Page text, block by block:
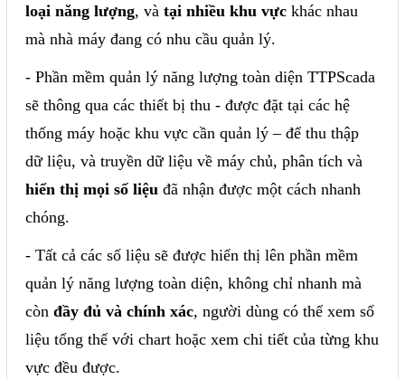
loại năng lượng, và tại nhiều khu vực khác nhau
mà nhà máy đang có nhu cầu quản lý.
- Phần mềm quản lý năng lượng toàn diện TTPScada
sẽ thông qua các thiết bị thu - được đặt tại các hệ
thống máy hoặc khu vực cần quản lý – để thu thập
dữ liệu, và truyền dữ liệu về máy chủ, phân tích và
hiển thị mọi số liệu đã nhận được một cách nhanh
chóng.
- Tất cả các số liệu sẽ được hiển thị lên phần mềm
quản lý năng lượng toàn diện, không chỉ nhanh mà
còn đầy đủ và chính xác, người dùng có thể xem số
liệu tổng thể với chart hoặc xem chi tiết của từng khu
vực đều được.